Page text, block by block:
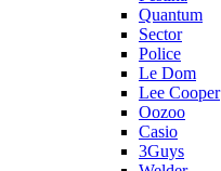
Quantum
Sector
Police
Le Dom
Lee Cooper
Oozoo
Casio
3Guys